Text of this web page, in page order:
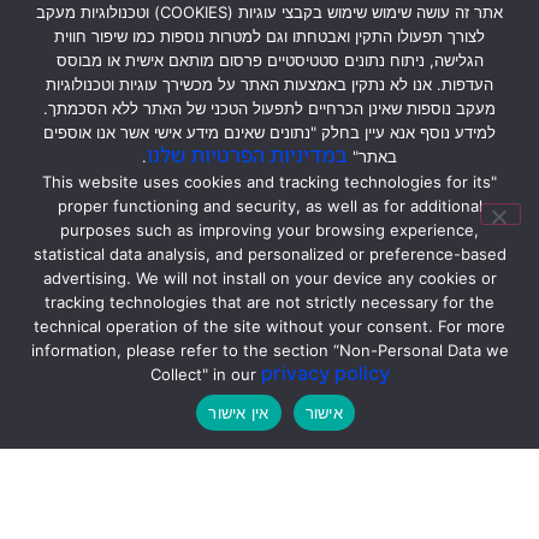
A Closer Look at Multidimensional Online
Political Incivility, Pendzel, S., Lotan, N.,
Zoizner, A. & Minkov, E.,2024, EMNLP
2024 - 2024 Conference on Empirical
Methods in Natural Language Processing,
Proceedings of the Conference.Al-
Onaizan, Y., Bansal, M. & Chen, Y.-N. (eds.).
Association for Computational Linguistics
(ACL), p. 14881-1489616 p.(EMNLP 2024
- 2024 Conference on Empirical Methods
in Natural Language Processing,
Proceedings of the Conference).
Generative AI for Hate Speech Detection:
Evaluation and Findings, Pendzel, S.,
הפקולטה למדעי המחשב והמידע
בניין עמיר, אוניברסיטת חיפה, קמפוס העיר, הנמל 65
חיפה
מיקוד 3303221
הישארו מחוברים עם הפקולטה למדעי המחשב והמידע
קפצו לעמודים שלנו ברשתות החברתיות
ותהיו חלק מקהילת הפקולטה למדעי המחשב והמידע
אתר זה עושה שימוש שימוש בקבצי עוגיות (COOKIES) וטכנולוגיות מעקב
לצורך תפעולו התקין ואבטחתו וגם למטרות נוספות כמו שיפור חווית
הגלישה, ניתוח נתונים סטטיסטיים פרסום מותאם אישית או מבוסס
העדפות. אנו לא נתקין באמצעות האתר על מכשירך עוגיות וטכנולוגיות
מעקב נוספות שאינן הכרחיים לתפעול הטכני של האתר ללא הסכמתך.
למידע נוסף אנא עיין בחלק "נתונים שאינם מידע אישי אשר אנו אוספים
באתר" במדיניות הפרטיות שלנו.
"This website uses cookies and tracking technologies for its
proper functioning and security, as well as for additional
purposes such as improving your browsing experience,
statistical data analysis, and personalized or preference-based
advertising. We will not install on your device any cookies or
tracking technologies that are not strictly necessary for the
technical operation of the site without your consent. For more
information, please refer to the section “Non-Personal Data we
Collect" in our privacy policy
אישור אין אישור